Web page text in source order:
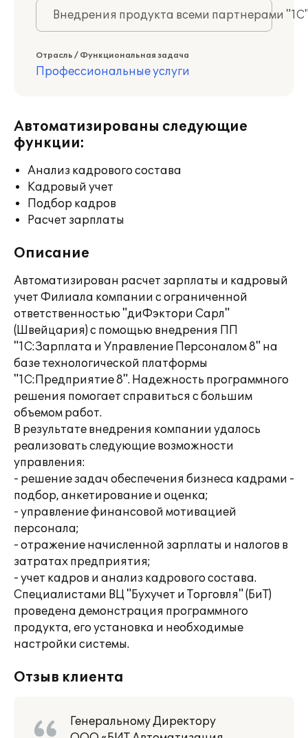
Внедрения продукта всеми партнерами
Отрасль / Функциональная задача
Профессиональные услуги
Автоматизированы следующие
функции:
Анализ кадрового состава
Кадровый учет
Подбор кадров
Расчет зарплаты
Описание
Автоматизирован расчет зарплаты и кадровый
учет Филиала компании с ограниченной
ответственностью "диФэктори Сарл"
(Швейцария) с помощью внедрения ПП
"1С:Зарплата и Управление Персоналом 8" на
базе технологической платформы
"1С:Предприятие 8". Надежность программного
решения помогает справиться с большим
объемом работ.
В результате внедрения компании удалось
реализовать следующие возможности
управления:
- решение задач обеспечения бизнеса кадрами -
подбор, анкетирование и оценка;
- управление финансовой мотивацией
персонала;
- отражение начисленной зарплаты и налогов в
затратах предприятия;
- учет кадров и анализ кадрового состава.
Специалистами ВЦ "Бухучет и Торговля" (БиТ)
проведена демонстрация программного
продукта, его установка и необходимые
настройки системы.
Отзыв клиента
Генеральному Директору